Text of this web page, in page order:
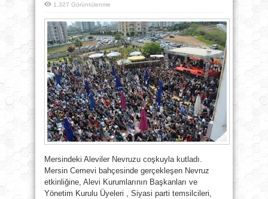
1,327 Görüntülenme
Mersindeki Aleviler Nevruzu coşkuyla kutladı.
Mersin Cemevi bahçesinde gerçekleşen Nevruz
etkinliğine, Alevi Kurumlarının Başkanları ve
Yönetim Kurulu Üyeleri , Siyasi parti temsilcileri,